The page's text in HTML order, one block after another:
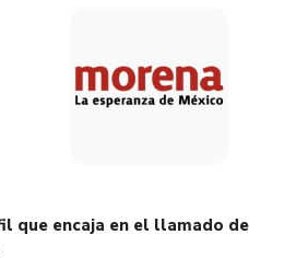
que encaja en el llamado de